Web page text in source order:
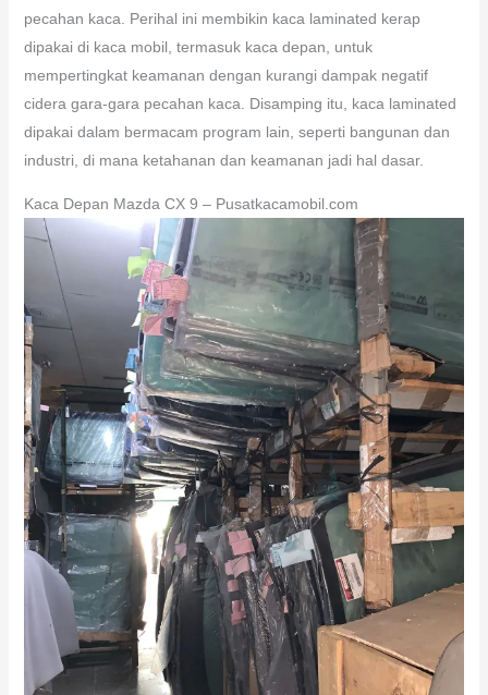
pecahan kaca. Perihal ini membikin kaca laminated kerap
dipakai di kaca mobil, termasuk kaca depan, untuk
mempertingkat keamanan dengan kurangi dampak negatif
cidera gara-gara pecahan kaca. Disamping itu, kaca laminated
dipakai dalam bermacam program lain, seperti bangunan dan
industri, di mana ketahanan dan keamanan jadi hal dasar.
Kaca Depan Mazda CX 9 – Pusatkacamobil.com